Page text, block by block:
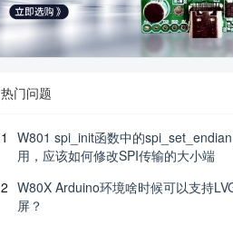
热门问题
1
W801 spi_init函数中的
用，应该如何修改SPI传输的大小端
2 W80X Arduino环境啥时候可以支持
屏？